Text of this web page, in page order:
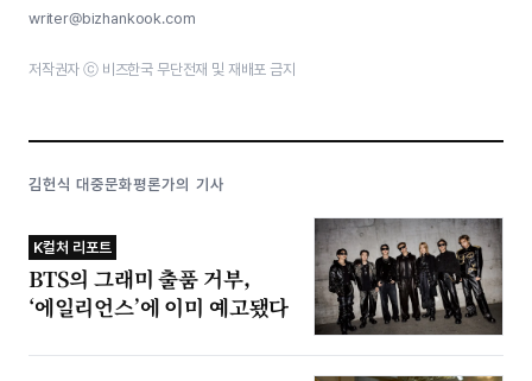
writer@bizhankook.com
저작권자 ⓒ 비즈한국 무단전재 및 재배포 금지
김헌식 대중문화평론가의 기사
K컬처 리포트
BTS의 그래미 출품 거부,
‘에일리언스’에 이미 예고됐다